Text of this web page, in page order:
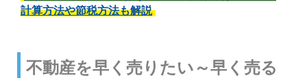
計算方法や節税方法も解説
不動産を早く売りたい～早く売る